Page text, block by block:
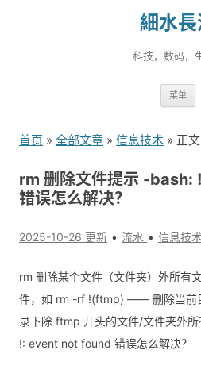
細水
科技，数码，
菜单
到
首页 » 全部文章 » 信息技术 » 正文
rm 删除文件提示 -
错误怎么解决？
2025-10-26 更新 流水 信息技术
rm 删除某个文件（文件夹）外所有
件，如 rm -rf !(ftmp) —— 删除当前
录下除 ftmp 开头的文件/文件夹外
!: event not found 错误怎么解决？